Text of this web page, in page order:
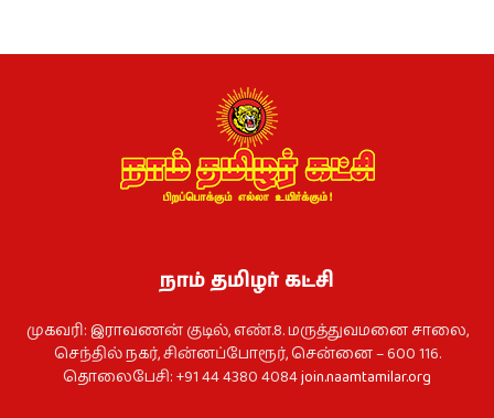
நாம் தமிழர் கட்சி
முகவரி: இராவணன் குடில், எண்.8. மருத்துவமனை சாலை,
செந்தில் நகர், சின்னப்போரூர், சென்னை – 600 116.
தொலைபேசி: +91 44 4380 4084join.naamtamilar.org